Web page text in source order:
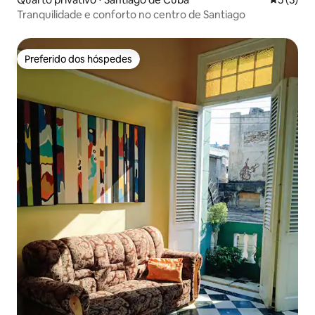
Tranquilidade e conforto no centro de Santiago
Preferido dos hóspedes
Preferido dos hóspedes